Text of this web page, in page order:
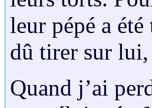
leur pépé a
dû tirer sur lui,
Quand j’ai